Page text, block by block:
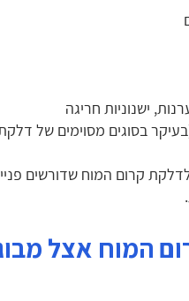
ישנוניות חריגה
בסוגים מסוימים של
קרום המוח שדורשים
המוח אצל